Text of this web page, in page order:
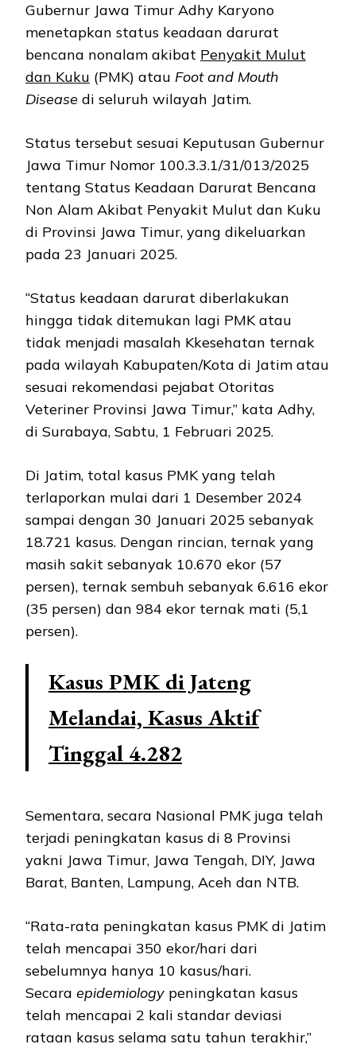
Gubernur Jawa Timur Adhy Karyono
menetapkan status keadaan darurat
bencana nonalam akibat Penyakit Mulut
dan Kuku (PMK) atau Foot and Mouth
Disease di seluruh wilayah Jatim.
Status tersebut sesuai Keputusan Gubernur
Jawa Timur Nomor 100.3.3.1/31/013/2025
tentang Status Keadaan Darurat Bencana
Non Alam Akibat Penyakit Mulut dan Kuku
di Provinsi Jawa Timur, yang dikeluarkan
pada 23 Januari 2025.
“Status keadaan darurat diberlakukan
hingga tidak ditemukan lagi PMK atau
tidak menjadi masalah Kkesehatan ternak
pada wilayah Kabupaten/Kota di Jatim atau
sesuai rekomendasi pejabat Otoritas
Veteriner Provinsi Jawa Timur,” kata Adhy,
di Surabaya, Sabtu, 1 Februari 2025.
Di Jatim, total kasus PMK yang telah
terlaporkan mulai dari 1 Desember 2024
sampai dengan 30 Januari 2025 sebanyak
18.721 kasus. Dengan rincian, ternak yang
masih sakit sebanyak 10.670 ekor (57
persen), ternak sembuh sebanyak 6.616 ekor
(35 persen) dan 984 ekor ternak mati (5,1
persen).
Kasus PMK di Jateng
Melandai, Kasus Aktif
Tinggal 4.282
Sementara, secara Nasional PMK juga telah
terjadi peningkatan kasus di 8 Provinsi
yakni Jawa Timur, Jawa Tengah, DIY, Jawa
Barat, Banten, Lampung, Aceh dan NTB.
“Rata-rata peningkatan kasus PMK di Jatim
telah mencapai 350 ekor/hari dari
sebelumnya hanya 10 kasus/hari.
Secara epidemiology peningkatan kasus
telah mencapai 2 kali standar deviasi
rataan kasus selama satu tahun terakhir,”